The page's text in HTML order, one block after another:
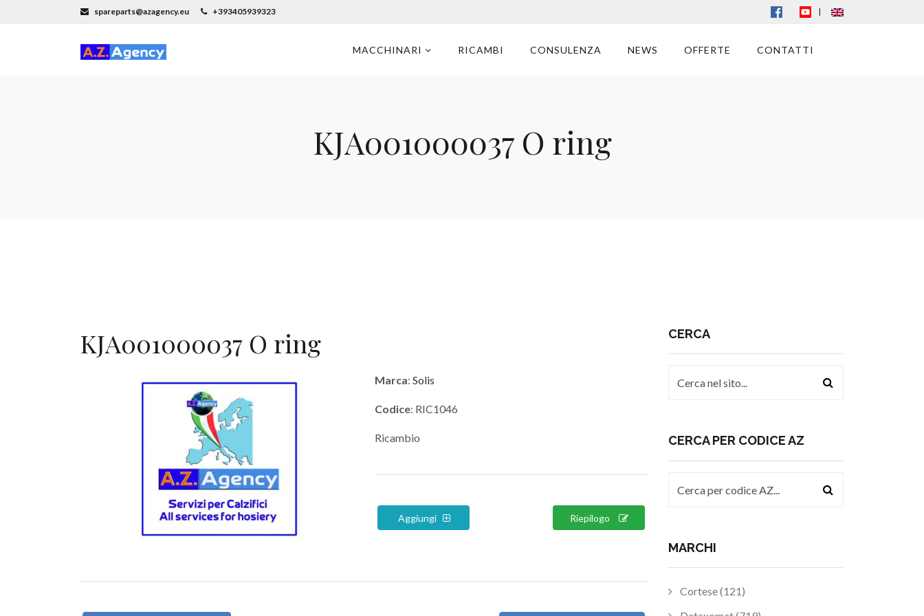
spareparts@azagency.eu +393405939323 |
MACCHINARI RICAMBI CONSULENZA NEWS OFFERTE CONTATTI
KJA001000037 O ring
KJA001000037 O ring
Marca: Solis
Codice: RIC1046
Ricambio
Aggiungi Riepilogo
CERCA
CERCA PER CODICE AZ
MARCHI
Cortese (121)